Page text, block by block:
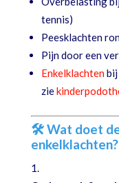
tennis)
Peesklachten
Pijn door een
Enkelklachtenbij
zie
🛠 Wat doet
enkelklachten?